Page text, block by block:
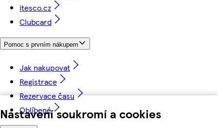
Nastavení soukromí a cookies
itesco.cz
Clubcard
Pomoc s prvním nákupem
Jak nakupovat
Registrace
Rezervace času
Oblíbené